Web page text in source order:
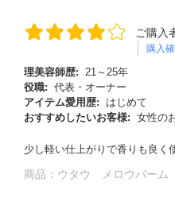
ご購入
購入
理美容師歴: 21～25年
役職: 代表・オーナー
アイテム愛用歴:
はじめて
おすすめしたいお客様: 女性の
少し軽い仕上がりで香りも良く
商品： ウタウ メロウバー